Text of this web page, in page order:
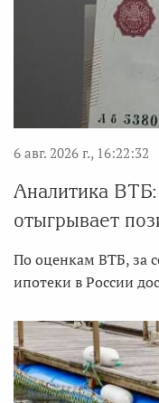
6 авг. 2026 г., 16:22:32
Аналитика
отыгрывает
По оценкам ВТБ, за
ипотеки в России